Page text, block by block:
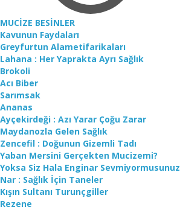
MUCİZE BESİNLER
Kavunun Faydaları
Greyfurtun Alametifarikaları
Lahana : Her Yaprakta Ayrı Sağlık
Brokoli
Acı Biber
Sarımsak
Ananas
Ayçekirdeği : Azı Yarar Çoğu Zarar
Maydanozla Gelen Sağlık
Zencefil : Doğunun Gizemli Tadı
Yaban Mersini Gerçekten Mucizemi?
Yoksa Siz Hala Enginar Sevmiyormusunuz
Nar : Sağlık İçin Taneler
Kışın Sultanı Turunçgiller
Rezene